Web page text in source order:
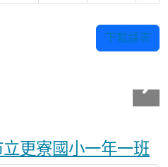
下載課表
更寮國小一年一班